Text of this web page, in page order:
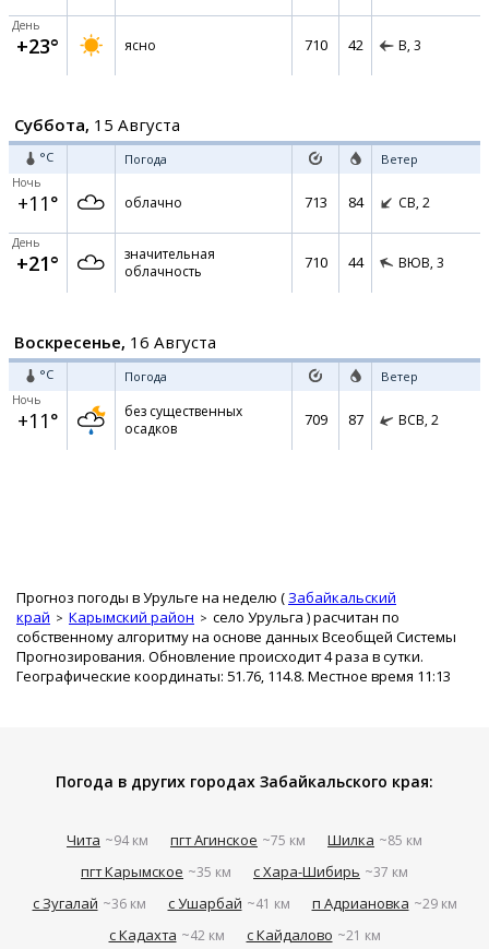
День
+23° ясно 710 42 В, 3
Суббота, 15 Августа
°C Погода Ветер
Ночь
+11° облачно 713 84 СВ, 2
День
+21°
значительная
облачность
710 44 ВЮВ, 3
Воскресенье, 16 Августа
°C Погода Ветер
Ночь
+11°
без существенных
осадков
709 87 ВСВ, 2
Прогноз погоды в Урульге на неделю (Забайкальский
край
Карымский район село Урульга ) расчитан по
собственному алгоритму на основе данных Всеобщей Системы
Прогнозирования. Обновление происходит 4 раза в сутки.
Географические координаты: 51.76, 114.8. Местное время 11:13
Погода в других городах Забайкальского края:
Чита ~94 км пгт Агинское ~75 км Шилка ~85 км
пгт Карымское ~35 км с Хара-Шибирь ~37 км
с Зугалай ~36 км с Ушарбай ~41 км п Адриановка ~29 км
с Кадахта ~42 км с Кайдалово ~21 км